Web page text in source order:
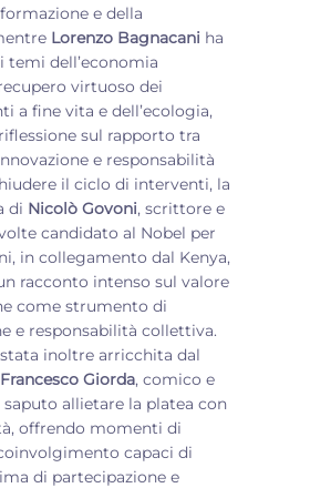
e della
Lorenzo Bagnacani ha
dell’economia
virtuoso dei
a fine vita e dell’ecologia,
sul rapporto tra
e responsabilità
il ciclo di interventi, la
di Nicolò Govoni, scrittore e
candidato al Nobel per
in collegamento dal Kenya,
racconto intenso sul valore
come strumento di
e responsabilità collettiva.
inoltre arricchita dal
Francesco Giorda, comico e
allietare la platea con
offrendo momenti di
capaci di
di partecipazione e